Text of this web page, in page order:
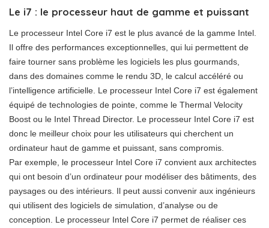
Le i7 : le processeur haut de gamme et puissant
Le processeur Intel Core i7 est le plus avancé de la gamme Intel.
Il offre des performances exceptionnelles, qui lui permettent de
faire tourner sans problème les logiciels les plus gourmands,
dans des domaines comme le rendu 3D, le calcul accéléré ou
l’intelligence artificielle. Le processeur Intel Core i7 est également
équipé de technologies de pointe, comme le Thermal Velocity
Boost ou le Intel Thread Director. Le processeur Intel Core i7 est
donc le meilleur choix pour les utilisateurs qui cherchent un
ordinateur haut de gamme et puissant, sans compromis.
Par exemple, le processeur Intel Core i7 convient aux architectes
qui ont besoin d’un ordinateur pour modéliser des bâtiments, des
paysages ou des intérieurs. Il peut aussi convenir aux ingénieurs
qui utilisent des logiciels de simulation, d’analyse ou de
conception. Le processeur Intel Core i7 permet de réaliser ces